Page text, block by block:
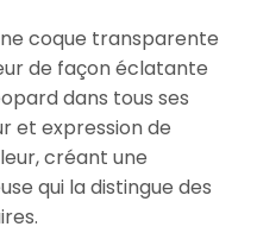
coque transparente
de façon éclatante
dans tous ses
et expression de
créant une
qui la distingue des